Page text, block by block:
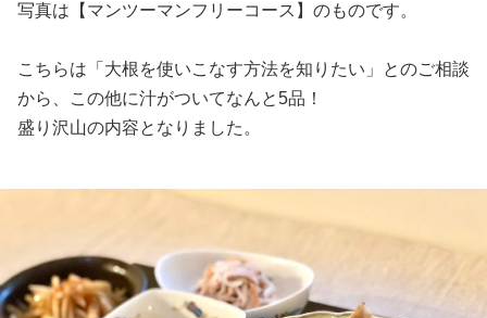
写真は【マンツーマンフリーコース】のものです。
こちらは「大根を使いこなす方法を知りたい」とのご相談
から、この他に汁がついてなんと5品！
盛り沢山の内容となりました。